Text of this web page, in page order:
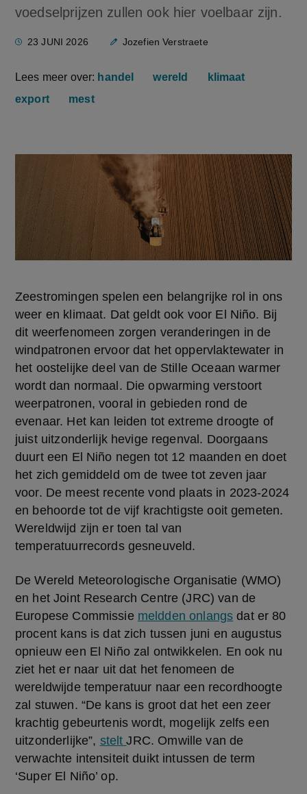
voedselprijzen zullen ook hier voelbaar zijn.
23 JUNI 2026 Jozefien Verstraete
Lees meer over: handel wereld
klimaat
export
mest
Zeestromingen spelen een belangrijke rol in ons
weer en klimaat. Dat geldt ook voor El Niño. Bij
dit weerfenomeen zorgen veranderingen in de
windpatronen ervoor dat het oppervlaktewater in
het oostelijke deel van de Stille Oceaan warmer
wordt dan normaal. Die opwarming verstoort
weerpatronen, vooral in gebieden rond de
evenaar. Het kan leiden tot extreme droogte of
juist uitzonderlijk hevige regenval. Doorgaans
duurt een El Niño negen tot 12 maanden en doet
het zich gemiddeld om de twee tot zeven jaar
voor. De meest recente vond plaats in 2023-2024
en behoorde tot de vijf krachtigste ooit gemeten.
Wereldwijd zijn er toen tal van
temperatuurrecords gesneuveld.
De Wereld Meteorologische Organisatie (WMO)
en het Joint Research Centre (JRC) van de
Europese Commissie meldden onlangs dat er 80
procent kans is dat zich tussen juni en augustus
opnieuw een El Niño zal ontwikkelen. En ook nu
ziet het er naar uit dat het fenomeen de
wereldwijde temperatuur naar een recordhoogte
zal stuwen. “De kans is groot dat het een zeer
krachtig gebeurtenis wordt, mogelijk zelfs een
uitzonderlijke”, stelt JRC. Omwille van de
verwachte intensiteit duikt intussen de term
‘Super El Niño’ op.